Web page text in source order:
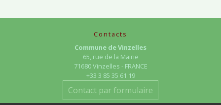
Contacts
Commune de Vinzelles
65, rue de la Mairie
71680 Vinzelles - FRANCE
+33 3 85 35 61 19
Contact par formulaire